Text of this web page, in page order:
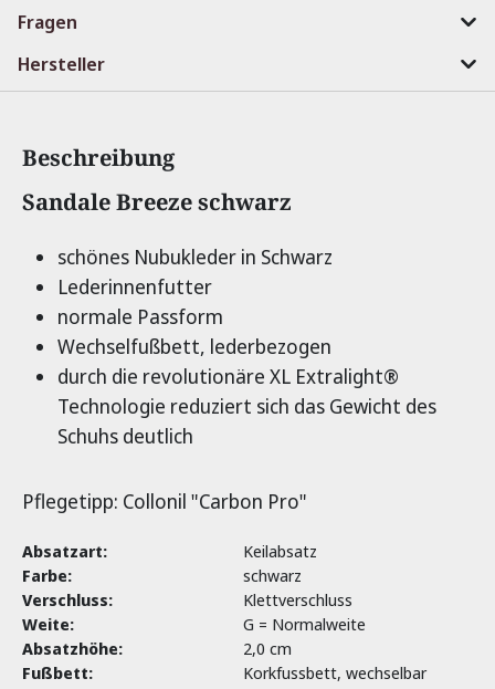
Fragen
Hersteller
Beschreibung
Produktinformationen
Sandale Breeze schwarz
schönes Nubukleder in Schwarz
Lederinnenfutter
normale Passform
Wechselfußbett, lederbezogen
durch die revolutionäre XL Extralight®
Technologie reduziert sich das Gewicht des
Schuhs deutlich
Pflegetipp: Collonil "Carbon Pro"
Absatzart:
Keilabsatz
Farbe:
schwarz
Verschluss:
Klettverschluss
Weite:
G = Normalweite
Absatzhöhe:
2,0 cm
Fußbett:
Korkfussbett, wechselbar